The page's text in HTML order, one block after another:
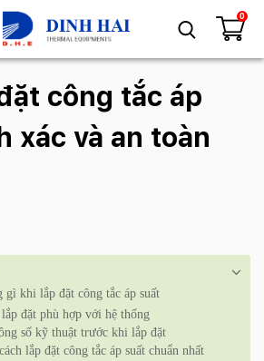
0
công tắc áp
xác và an toàn
gì khi lắp đặt công tắc áp suất
đặt phù hợp với hệ thống
số kỹ thuật trước khi lắp đặt
lắp đặt công tắc áp suất chuẩn nhất